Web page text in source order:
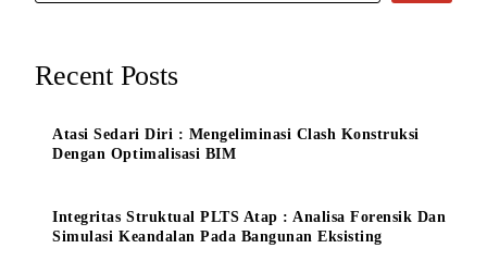
Recent Posts
Atasi Sedari Diri : Mengeliminasi Clash Konstruksi
Dengan Optimalisasi BIM
Integritas Struktual PLTS Atap : Analisa Forensik Dan
Simulasi Keandalan Pada Bangunan Eksisting